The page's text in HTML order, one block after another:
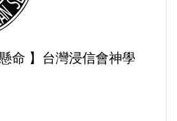
命 】台灣浸信會神學